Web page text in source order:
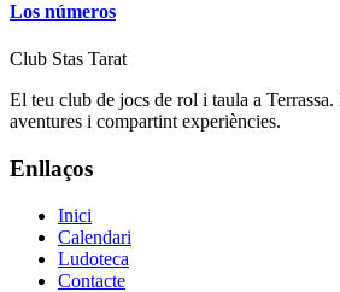
Los números
Club Stas Tarat
El teu club de jocs de rol i taula a
aventures i compartint experiències.
Enllaços
Inici
Calendari
Ludoteca
Contacte